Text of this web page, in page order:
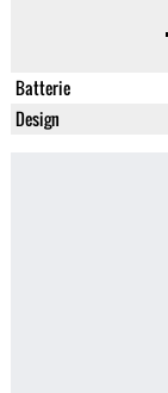
Batterie
Design